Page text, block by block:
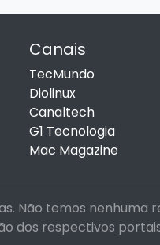
Canais
TecMundo
Diolinux
Canaltech
G1 Tecnologia
Mac Magazine
Não temos nenhuma
dos respectivos